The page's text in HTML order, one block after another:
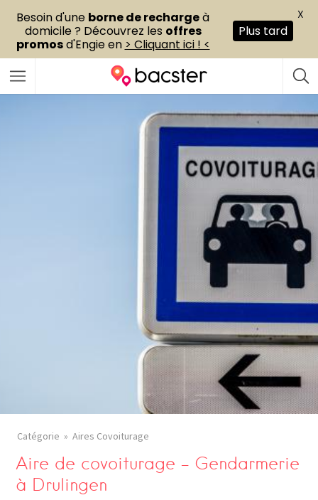
Catégorie Aires Covoiturage
Aire de covoiturage – Gendarmerie
à Drulingen
Besoin d'une borne de rechargeà
domicile ? Découvrez les offres
promosd'Engie en > Cliquant ici ! <
Plus tard
X